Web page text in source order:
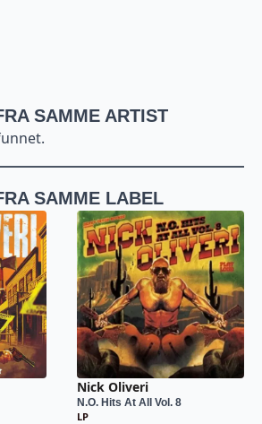
SAMME ARTIST
SAMME LABEL
Nick Oliveri
N.O. Hits At All Vol. 8
LP